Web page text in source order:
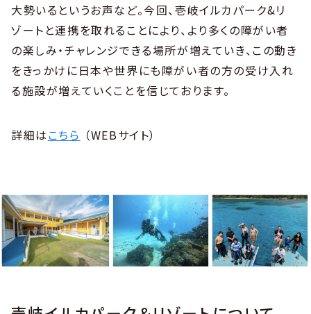
大勢いるというお声など。今回、壱岐イルカパーク&リ
ゾートと連携を取れることにより、より多くの障がい者
の楽しみ・チャレンジできる場所が増えていき、この動き
をきっかけに日本や世界にも障がい者の方の受け入れ
る施設が増えていくことを信じております。
詳細はこちら （WEBサイト）